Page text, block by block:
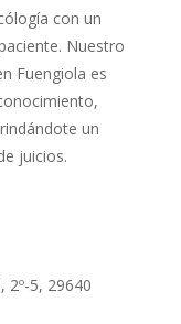
con un
Nuestro
Fuengiola es
un
juicios.
2º-5, 29640